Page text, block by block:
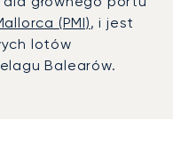
(PMI), i jest
lotów
Balearów.